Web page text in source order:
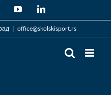
YouTubeLinkedIn
| office@skolskisport.rs